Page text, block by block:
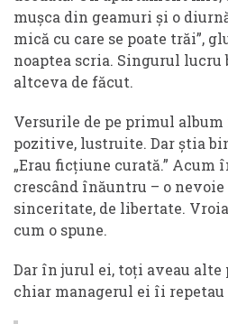
mușca din geamuri și o
mică cu care se poate trăi”,
noaptea scria. Singurul lucru
altceva de făcut.
Versurile de pe primul
pozitive, lustruite. Dar știa
„Erau ficțiune curată.” Acum
crescând înăuntru – o nevoie
sinceritate, de libertate.
cum o spune.
Dar în jurul ei, toți aveau
chiar managerul ei îi